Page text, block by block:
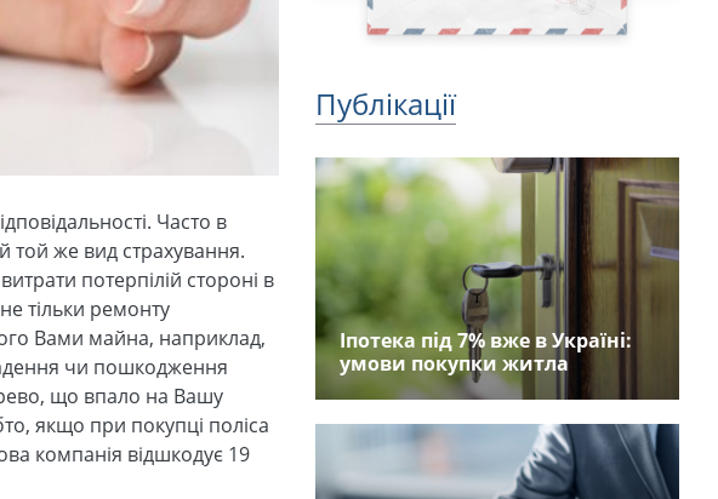
Часто в
той же вид страхування.
потерпілій стороні в
тільки ремонту
Вами майна, наприклад,
чи пошкодження
що впало на Вашу
якщо при покупці поліса
компанія відшкодує 19
Публікації
Іпотека під 7% вже в Україні:
умови покупки житла